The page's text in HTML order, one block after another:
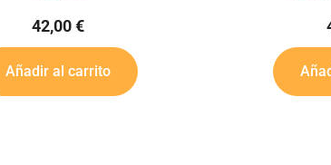
42,00€
Añadir al carrito